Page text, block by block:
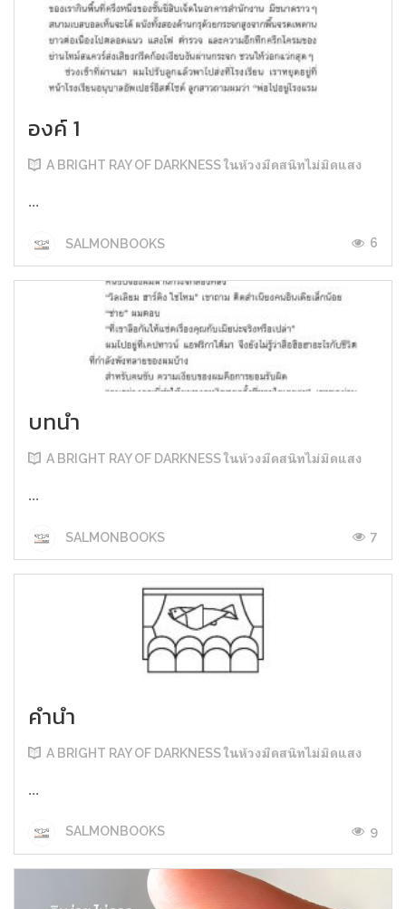
องค์ 1
A BRIGHT RAY OF DARKNESS ในห้วงมืดสนิทไม่มิดแสง
...
SALMONBOOKS 6
บทนำ
A BRIGHT RAY OF DARKNESS ในห้วงมืดสนิทไม่มิดแสง
...
SALMONBOOKS 7
คำนำ
A BRIGHT RAY OF DARKNESS ในห้วงมืดสนิทไม่มิดแสง
...
SALMONBOOKS 9